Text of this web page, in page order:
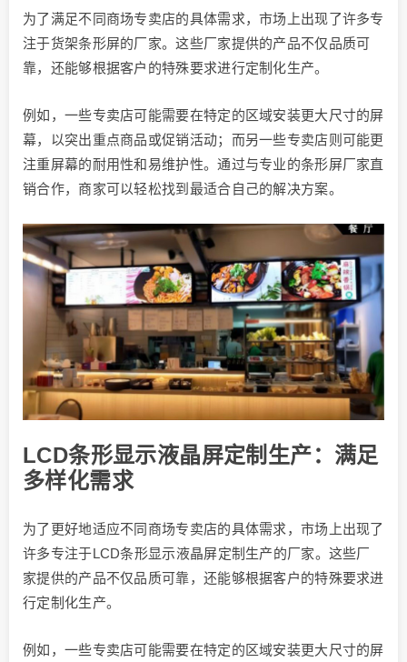
为了满足不同商场专卖店的具体需求，市场上出现了许多专
注于货架条形屏的厂家。这些厂家提供的产品不仅品质可
靠，还能够根据客户的特殊要求进行定制化生产。
例如，一些专卖店可能需要在特定的区域安装更大尺寸的屏
幕，以突出重点商品或促销活动；而另一些专卖店则可能更
注重屏幕的耐用性和易维护性。通过与专业的条形屏厂家直
销合作，商家可以轻松找到最适合自己的解决方案。
LCD条形显示液晶屏定制生产：满足
多样化需求
为了更好地适应不同商场专卖店的具体需求，市场上出现了
许多专注于LCD条形显示液晶屏定制生产的厂家。这些厂
家提供的产品不仅品质可靠，还能够根据客户的特殊要求进
行定制化生产。
例如，一些专卖店可能需要在特定的区域安装更大尺寸的屏